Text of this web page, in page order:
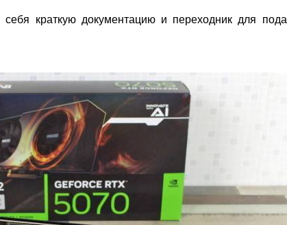
краткую документацию и переходник для